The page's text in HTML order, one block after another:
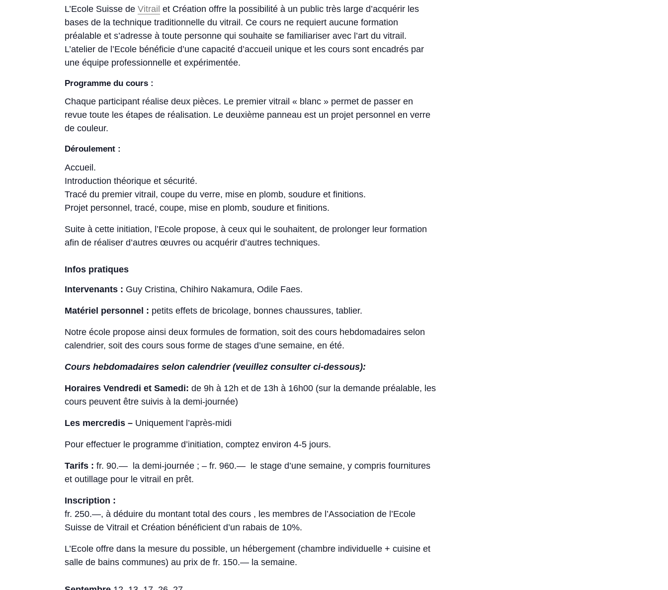
L’Ecole Suisse deVitrail et Création offre la possibilité à un public très large d’acquérir les
bases de la technique traditionnelle du vitrail. Ce cours ne requiert aucune formation
préalable et s’adresse à toute personne qui souhaite se familiariser avec l’art du vitrail.
L’atelier de l’Ecole bénéficie d’une capacité d’accueil unique et les cours sont encadrés par
une équipe professionnelle et expérimentée.
Programme du cours :
Chaque participant réalise deux pièces. Le premier vitrail « blanc » permet de passer en
revue toute les étapes de réalisation. Le deuxième panneau est un projet personnel en verre
de couleur.
Déroulement :
Accueil.
Introduction théorique et sécurité.
Tracé du premier vitrail, coupe du verre, mise en plomb, soudure et finitions.
Projet personnel, tracé, coupe, mise en plomb, soudure et finitions.
Suite à cette initiation, l’Ecole propose, à ceux qui le souhaitent, de prolonger leur formation
afin de réaliser d’autres œuvres ou acquérir d’autres techniques.
Infos pratiques
Intervenants : Guy Cristina, Chihiro Nakamura, Odile Faes.
Matériel personnel : petits effets de bricolage, bonnes chaussures, tablier.
Notre école propose ainsi deux formules de formation, soit des cours hebdomadaires selon
calendrier, soit des cours sous forme de stages d’une semaine, en été.
Cours hebdomadaires selon calendrier (veuillez consulter ci-dessous):
Horaires Vendredi et Samedi: de 9h à 12h et de 13h à 16h00 (sur la demande préalable, les
cours peuvent être suivis à la demi-journée)
Les mercredis – Uniquement l’après-midi
Pour effectuer le programme d’initiation, comptez environ 4-5 jours.
Tarifs : fr. 90.— la demi-journée ; – fr. 960.— le stage d’une semaine, y compris fournitures
et outillage pour le vitrail en prêt.
Inscription :
fr. 250.—, à déduire du montant total des cours , les membres de l’Association de l’Ecole
Suisse de Vitrail et Création bénéficient d’un rabais de 10%.
L’Ecole offre dans la mesure du possible, un hébergement (chambre individuelle + cuisine et
salle de bains communes) au prix de fr. 150.— la semaine.